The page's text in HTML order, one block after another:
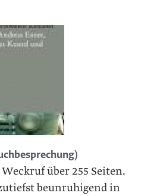
über 255 Seiten.
beunruhigend in